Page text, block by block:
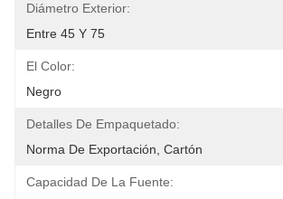
Diámetro Exterior:
Entre 45 Y 75
El Color:
Negro
Detalles De Empaquetado:
Norma De Exportación, Cartón
Capacidad De La Fuente: